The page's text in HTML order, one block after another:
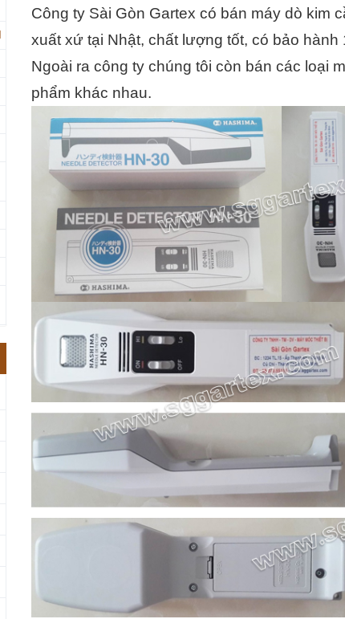
Công ty Sài Gòn Gartex có bán máy dò kim
xuất xứ tại Nhật, chất lượng tốt, có bảo
Ngoài ra công ty chúng tôi còn bán các loại
phẩm khác nhau.